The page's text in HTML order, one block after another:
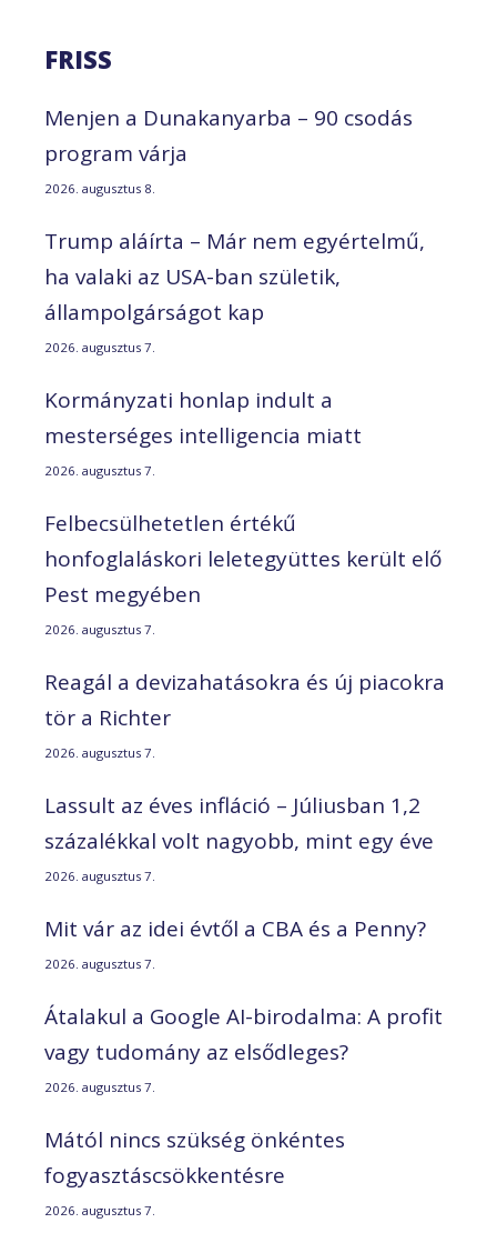
FRISS
Menjen a Dunakanyarba – 90 csodás
program várja
2026. augusztus 8.
Trump aláírta – Már nem egyértelmű,
ha valaki az USA-ban születik,
állampolgárságot kap
2026. augusztus 7.
Kormányzati honlap indult a
mesterséges intelligencia miatt
2026. augusztus 7.
Felbecsülhetetlen értékű
honfoglaláskori leletegyüttes került elő
Pest megyében
2026. augusztus 7.
Reagál a devizahatásokra és új piacokra
tör a Richter
2026. augusztus 7.
Lassult az éves infláció – Júliusban 1,2
százalékkal volt nagyobb, mint egy éve
2026. augusztus 7.
Mit vár az idei évtől a CBA és a Penny?
2026. augusztus 7.
Átalakul a Google AI-birodalma: A profit
vagy tudomány az elsődleges?
2026. augusztus 7.
Mától nincs szükség önkéntes
fogyasztáscsökkentésre
2026. augusztus 7.